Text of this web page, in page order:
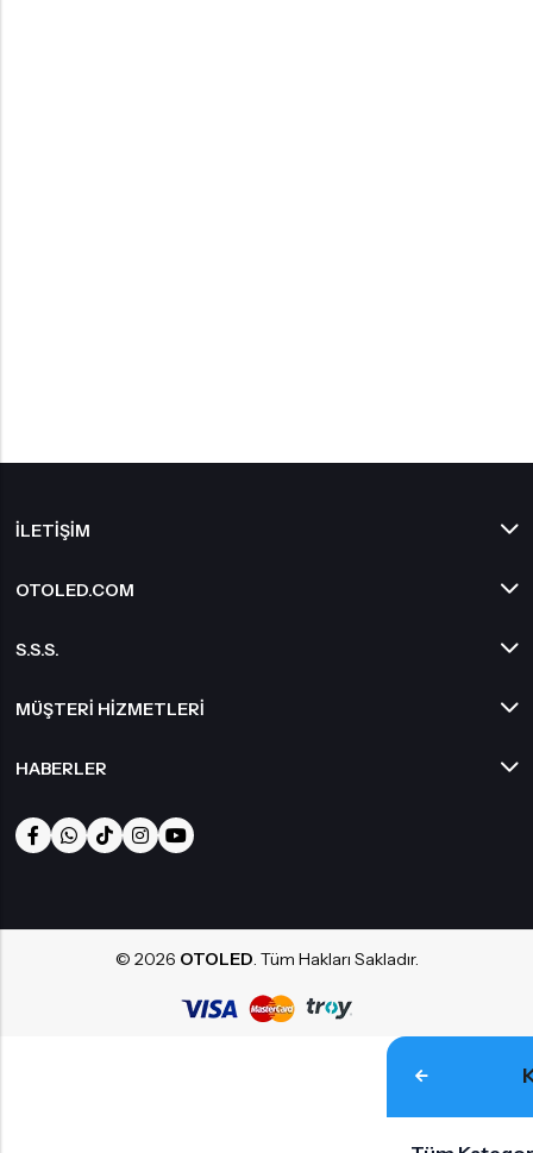
İLETIŞIM
OTOLED.COM
S.S.S.
MÜŞTERI HIZMETLERI
HABERLER
© 2026 OTOLED. Tüm Hakları Sakladır.